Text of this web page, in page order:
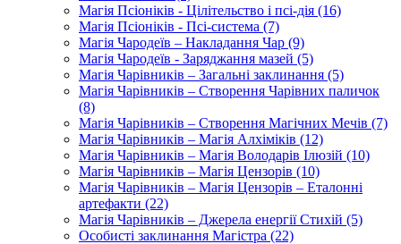
Магія Псіоніків - Цілітельство і псі-дія (16)
Магія Псіоніків - Псі-система (7)
Магія Чародеїв – Накладання Чар (9)
Магія Чародеїв - Заряджання мазей (5)
Магія Чарівників – Загальні заклинання (5)
Магія Чарівників – Створення Чарівних паличок
(8)
Магія Чарівників – Створення Магічних Мечів (7)
Магія Чарівників – Магія Алхіміків (12)
Магія Чарівників – Магія Володарів Ілюзій (10)
Магія Чарівників – Магія Цензорів (10)
Магія Чарівників – Магія Цензорів – Еталонні
артефакти (22)
Магія Чарівників – Джерела енергії Стихій (5)
Особисті заклинання Магістра (22)